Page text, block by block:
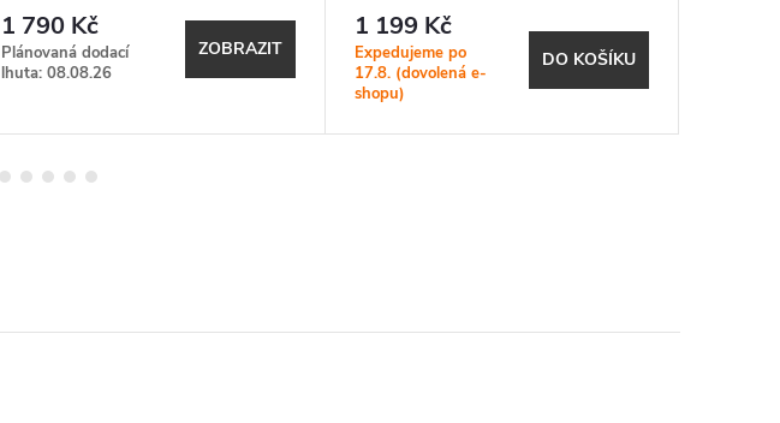
1 790 Kč
Plánovaná dodací
lhuta: 08.08.26
ZOBRAZIT
1 199 Kč
Expedujeme po
17.8. (dovolená e-
shopu)
DO KOŠÍKU